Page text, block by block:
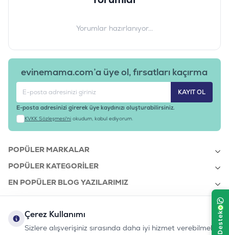
Yorumlar hazırlanıyor...
evinemama.com’a üye ol, fırsatları kaçırma
KAYIT OL
E-posta adresinizi girerek üye kaydınızı oluşturabilirsiniz.
KVKK Sözleşmesi'ni okudum, kabul ediyorum.
POPÜLER MARKALAR
POPÜLER KATEGORILER
EN POPÜLER BLOG YAZILARIMIZ
KURUMSAL
Çerez Kullanımı
Sizlere alışverişiniz sırasında daha iyi hizmet verebilmek